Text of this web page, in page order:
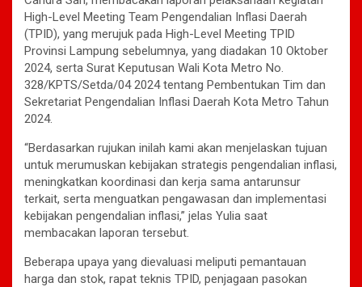
High-Level Meeting Team Pengendalian Inflasi Daerah
(TPID), yang merujuk pada High-Level Meeting TPID
Provinsi Lampung sebelumnya, yang diadakan 10 Oktober
2024, serta Surat Keputusan Wali Kota Metro No.
328/KPTS/Setda/04 2024 tentang Pembentukan Tim dan
Sekretariat Pengendalian Inflasi Daerah Kota Metro Tahun
2024.
“Berdasarkan rujukan inilah kami akan menjelaskan tujuan
untuk merumuskan kebijakan strategis pengendalian inflasi,
meningkatkan koordinasi dan kerja sama antarunsur
terkait, serta menguatkan pengawasan dan implementasi
kebijakan pengendalian inflasi,” jelas Yulia saat
membacakan laporan tersebut.
Beberapa upaya yang dievaluasi meliputi pemantauan
harga dan stok, rapat teknis TPID, penjagaan pasokan